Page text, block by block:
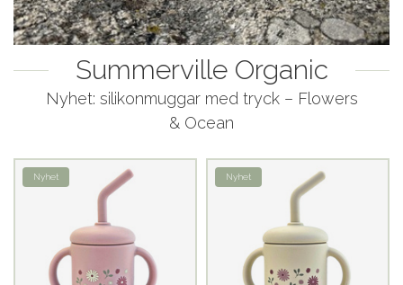
Summerville Organic
Nyhet: silikonmuggar med tryck – Flowers
& Ocean
Nyhet Nyhet